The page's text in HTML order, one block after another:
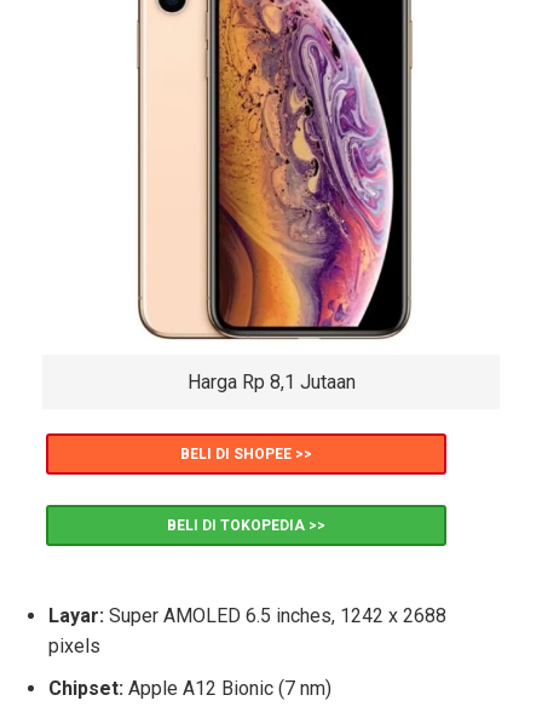
Harga Rp 8,1 Jutaan
BELI DI SHOPEE >>
BELI DI TOKOPEDIA >>
Layar: Super AMOLED 6.5 inches, 1242 x 2688
pixels
Chipset: Apple A12 Bionic (7 nm)